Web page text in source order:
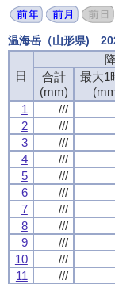
温海岳（山形県)
日
合計
(mm)
最大1
1
///
2
///
3
///
4
///
5
///
6
///
7
///
8
///
9
///
10
///
11
///